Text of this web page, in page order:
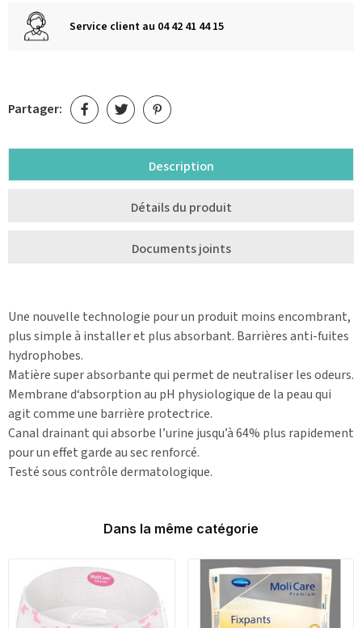
Service client au 04 42 41 44 15
Partager:
Description
Détails du produit
Documents joints
Une nouvelle technologie pour un produit moins encombrant,
plus simple à installer et plus absorbant. Barrières anti-fuites
hydrophobes.
Matière super absorbante qui permet de neutraliser les odeurs.
Membrane d‘absorption au pH physiologique de la peau qui
agit comme une barrière protectrice.
Canal drainant qui absorbe l’urine jusqu’à 64% plus rapidement
pour un effet garde au sec renforcé.
Testé sous contrôle dermatologique.
Dans la même catégorie